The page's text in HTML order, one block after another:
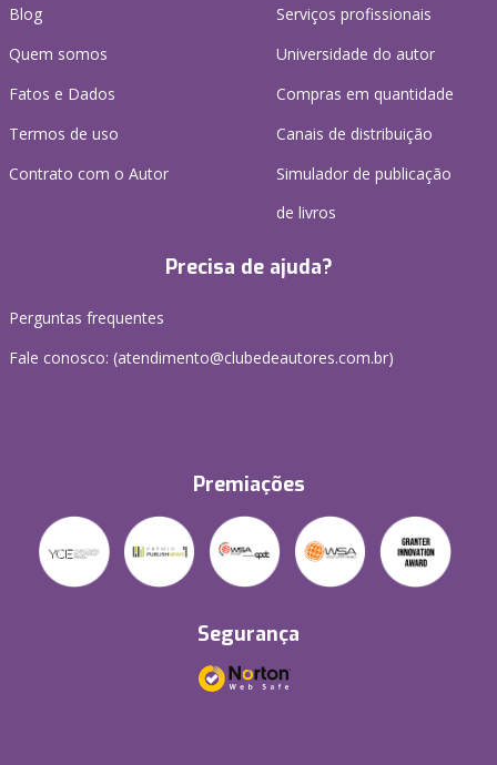
Blog
Quem somos
Fatos e Dados
Termos de uso
Contrato com o Autor
Serviços profissionais
Universidade do autor
Compras em quantidade
Canais de distribuição
Simulador de publicação
de livros
Precisa de ajuda?
Perguntas frequentes
Fale conosco: (atendimento@clubedeautores.com.br)
Premiações
Segurança